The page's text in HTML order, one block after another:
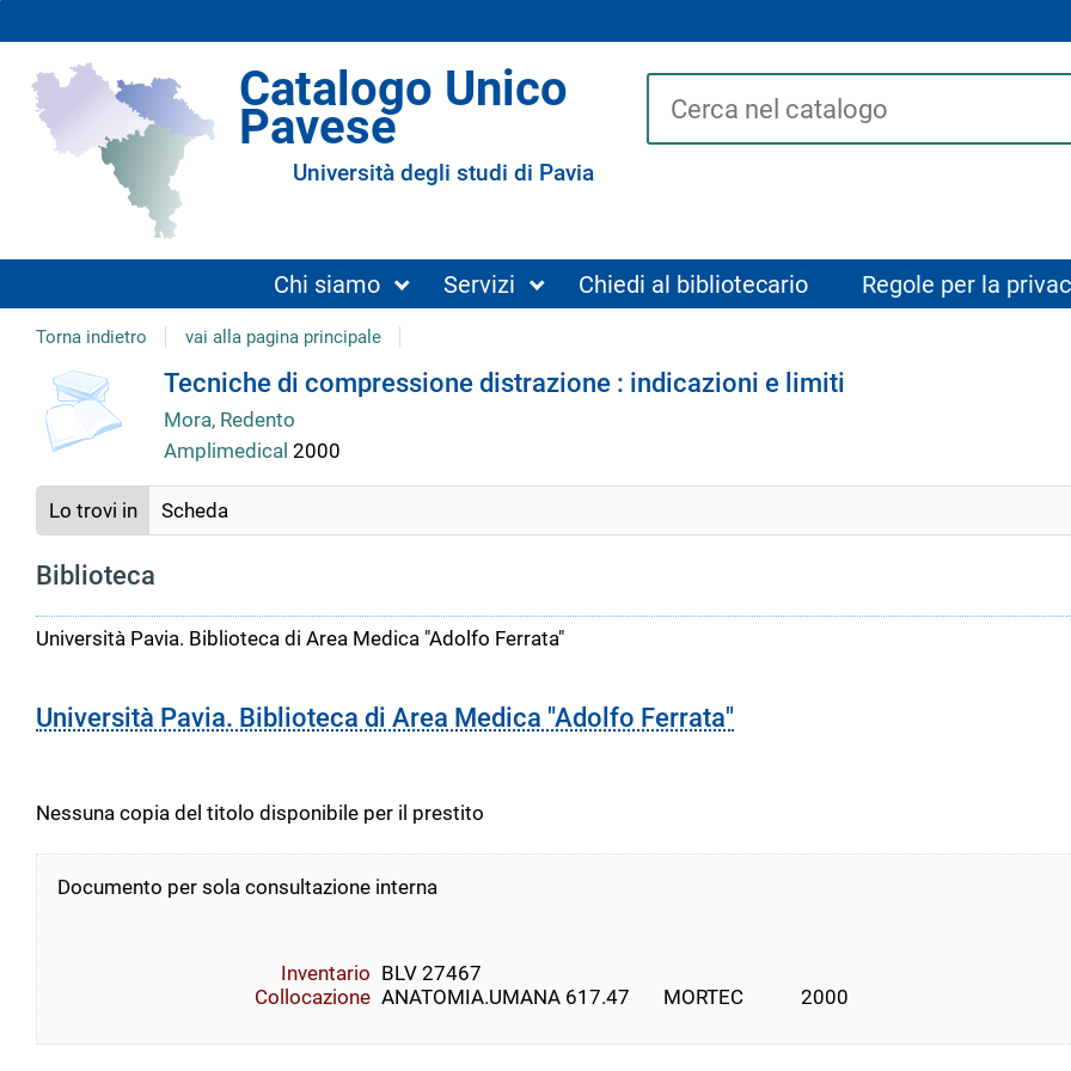
Catalogo Unico
Pavese
Università degli studi di Pavia
Cerca su "Catalogo"
Chi siamo Servizi Chiedi al bibliotecario Regole per la
Torna indietro vai alla pagina principale
Dettaglio
del
documento
copertina Tecniche di compressione distrazione : indicazioni e limiti
Mora, Redento
Amplimedical 2000
Lo trovi in Scheda
Biblioteca
Università Pavia. Biblioteca di Area Medica "Adolfo Ferrata"
Università Pavia. Biblioteca di Area Medica "Adolfo Ferrata"
Nessuna copia del titolo disponibile per il prestito
Documento per sola consultazione interna
Inventario BLV 27467
Collocazione ANATOMIA.UMANA 617.47       MORTEC            2000